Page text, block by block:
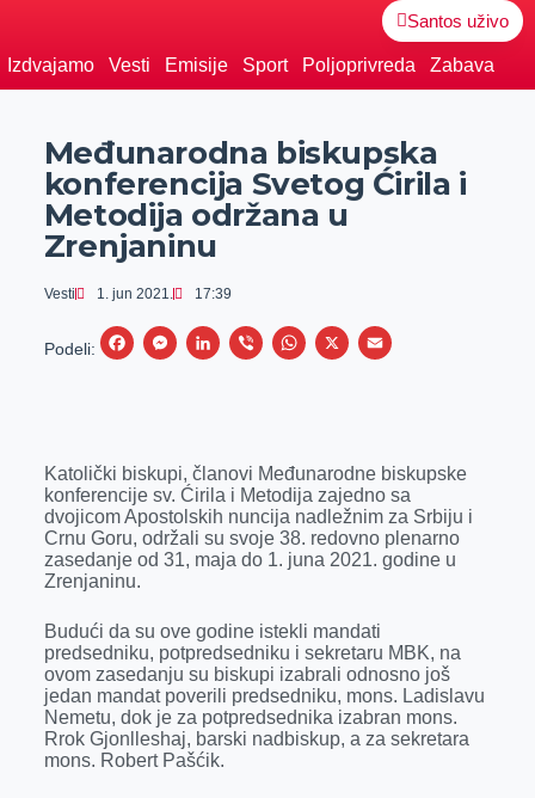
Santos uživo
Izdvajamo Vesti Emisije Sport Poljoprivreda Zabava
Međunarodna biskupska
konferencija Svetog Ćirila i
Metodija održana u
Zrenjaninu
Vesti 1. jun 2021. 17:39
Podeli:
F
b
o
o
k
M
e
n
g
L
e
d
I
n
V
r
W
s
A
p
X
E
l
Katolički biskupi, članovi Međunarodne biskupske
konferencije sv. Ćirila i Metodija zajedno sa
dvojicom Apostolskih nuncija nadležnim za Srbiju i
Crnu Goru, održali su svoje 38. redovno plenarno
zasedanje od 31, maja do 1. juna 2021. godine u
Zrenjaninu.
Budući da su ove godine istekli mandati
predsedniku, potpredsedniku i sekretaru MBK, na
ovom zasedanju su biskupi izabrali odnosno još
jedan mandat poverili predsedniku, mons. Ladislavu
Nemetu, dok je za potpredsednika izabran mons.
Rrok Gjonlleshaj, barski nadbiskup, a za sekretara
mons. Robert Pašćik.